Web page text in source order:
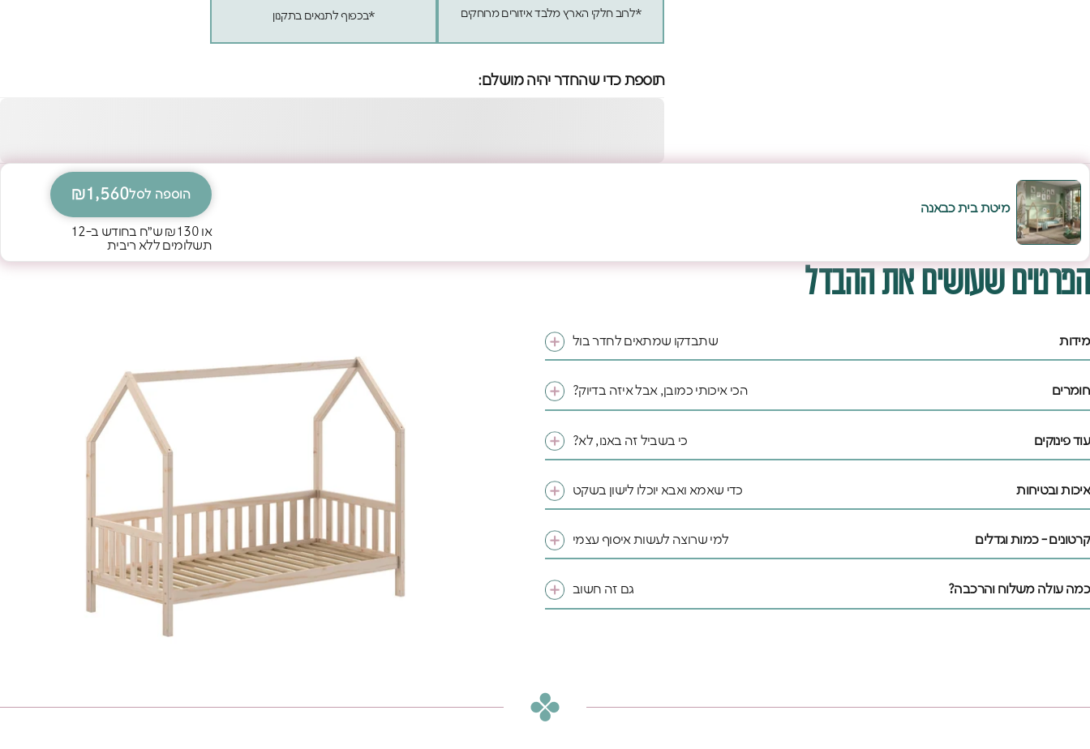
*לרוב חלקי הארץ מלבד איזורים מרוחקים
*בכפוף לתנאים בתקנון
תוספת כדי שהחדר יהיה מושלם:
מיטת בית כבאנה
הוספה לסל₪1,560
או₪130
ש״ח בחודש ב-12
תשלומים ללא ריבית
הפרטים שעושים את ההבדל
מידות שתבדקו שמתאים לחדר בול
חומרים הכי איכותי כמובן, אבל איזה בדיוק?
עוד פינוקים כי בשביל זה באנו, לא?
איכות ובטיחות כדי שאמא ואבא יוכלו לישון בשקט
קרטונים - כמות וגדלים למי שרוצה לעשות איסוף עצמי
כמה עולה משלוח והרכבה? גם זה חשוב
משלהם - מקום בטוח לדמיין, לחלום ולהיות